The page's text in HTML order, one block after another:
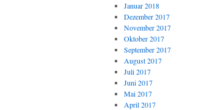
Januar 2018
Dezember 2017
November 2017
Oktober 2017
September 2017
August 2017
Juli 2017
Juni 2017
Mai 2017
April 2017